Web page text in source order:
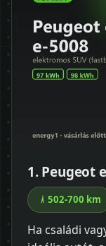
1. Peugeot
502-700 km
Ha családi